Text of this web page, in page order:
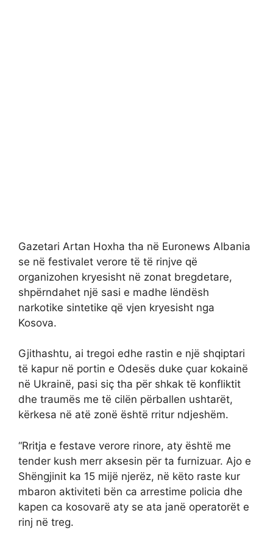
Gazetari Artan Hoxha tha në Euronews Albania
se në festivalet verore të të rinjve që
organizohen kryesisht në zonat bregdetare,
shpërndahet një sasi e madhe lëndësh
narkotike sintetike që vjen kryesisht nga
Kosova.
Gjithashtu, ai tregoi edhe rastin e një shqiptari
të kapur në portin e Odesës duke çuar kokainë
në Ukrainë, pasi siç tha për shkak të konfliktit
dhe traumës me të cilën përballen ushtarët,
kërkesa në atë zonë është rritur ndjeshëm.
“Rritja e festave verore rinore, aty është me
tender kush merr aksesin për ta furnizuar. Ajo e
Shëngjinit ka 15 mijë njerëz, në këto raste kur
mbaron aktiviteti bën ca arrestime policia dhe
kapen ca kosovarë aty se ata janë operatorët e
rinj në treg.